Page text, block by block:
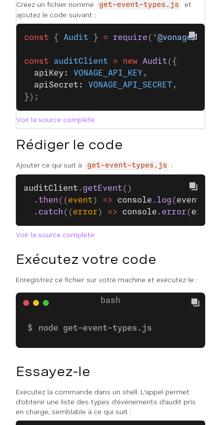
Créez un fichier nommé get-event-types.js
et
ajoutez le code suivant :
const { Audit } = require ( '@vonage/
const auditClient = new Audit ({
  apiKey:
VONAGE_API_KEY ,
  apiSecret:
VONAGE_API_SECRET,
});
Voir la source complète
Rédiger le code
Ajouter ce qui suit à get-event-types.js :
auditClient . getEvent ()
  .
then (( event ) => console . log ( event
  .
catch (( error ) => console . error ( error
Voir la source complète
Exécutez votre code
Enregistrez ce fichier sur votre machine et exécutez-le :
node get-event-types.js
Essayez-le
Exécutez la commande dans un shell. L'appel permet
d'obtenir une liste des types d'événements d'audit pris
en charge, semblable à ce qui suit :